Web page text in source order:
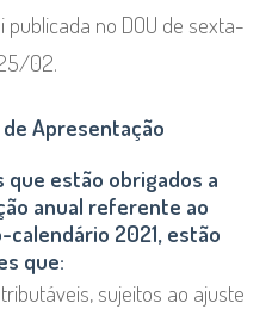
no DOU de sexta-
02.
Apresentação
estão obrigados a
anual referente ao
2021, estão
que:
sujeitos ao ajuste